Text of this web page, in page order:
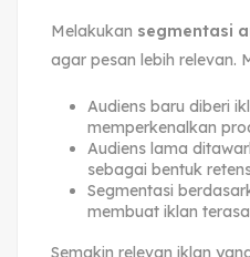
Melakukan segmentasi
agar pesan lebih relevan.
Audiens baru diberi
memperkenalkan
Audiens lama
sebagai bentuk
Segmentasi
membuat iklan
Semakin relevan iklan